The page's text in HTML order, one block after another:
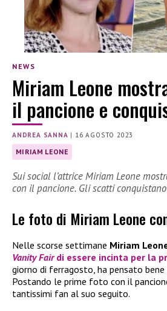
NEWS
Miriam Leone
il pancione e
ANDREA SANNA | 16 AGOSTO 2023
MIRIAM LEONE
Sui social l’attrice Miriam Leone
con il pancione. Gli scatti
Le foto di Miriam Leone
Nelle scorse settimane Miriam
Vanity Fairdi essere incinta per la
giorno di ferragosto, ha pensato
Postando le prime foto con il
tantissimi fan al suo seguito.